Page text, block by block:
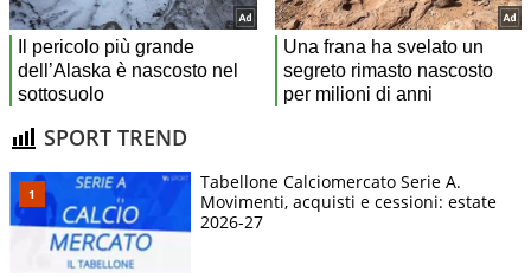
SPORT TREND
Tabellone Calciomercato Serie A.
Movimenti, acquisti e cessioni: estate
2026-27